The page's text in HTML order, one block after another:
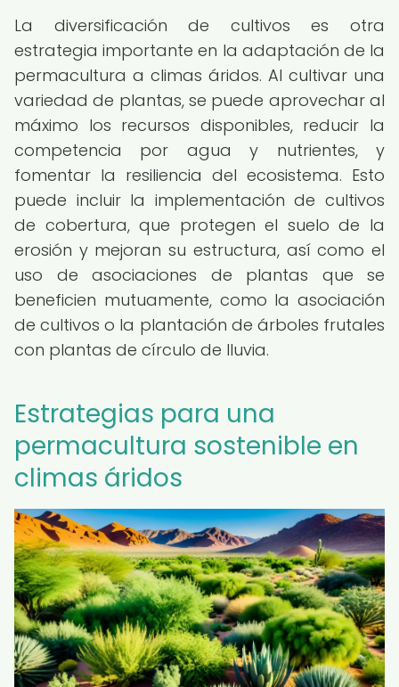
La diversificación de cultivos es otra
estrategia importante en la adaptación de la
permacultura a climas áridos. Al cultivar una
variedad de plantas, se puede aprovechar al
máximo los recursos disponibles, reducir la
competencia por agua y nutrientes, y
fomentar la resiliencia del ecosistema. Esto
puede incluir la implementación de cultivos
de cobertura, que protegen el suelo de la
erosión y mejoran su estructura, así como el
uso de asociaciones de plantas que se
beneficien mutuamente, como la asociación
de cultivos o la plantación de árboles frutales
con plantas de círculo de lluvia.
Estrategias para una
permacultura sostenible en
climas áridos